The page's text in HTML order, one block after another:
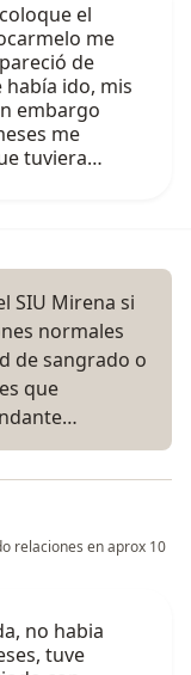
el
me
de
había ido, mis
embargo
me
tuviera…
SIU Mirena si
normales
de sangrado o
que
relaciones en aprox 10
no habia
tuve